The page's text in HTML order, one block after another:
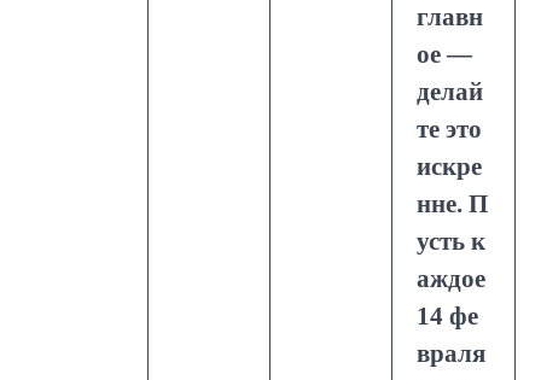
главн
ое —
делай
те это
искре
нне. П
усть к
аждое
14 фе
враля